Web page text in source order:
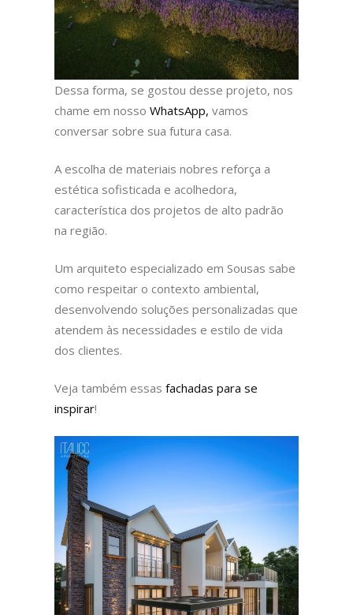
Dessa forma, se gostou desse projeto, nos
chame em nosso WhatsApp, vamos
conversar sobre sua futura casa.
A escolha de materiais nobres reforça a
estética sofisticada e acolhedora,
característica dos projetos de alto padrão
na região.
Um arquiteto especializado em Sousas sabe
como respeitar o contexto ambiental,
desenvolvendo soluções personalizadas que
atendem às necessidades e estilo de vida
dos clientes.
Veja também essas fachadas para se
inspirar!